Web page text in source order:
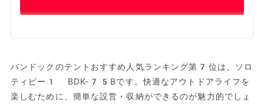
バンドックのテントおすすめ人気ランキング第7位は、ソロ
ティピー1 BDK-75Bです。快適なアウトドアライフを
楽しむために、簡単な設営・収納ができるのが魅力的でしょ